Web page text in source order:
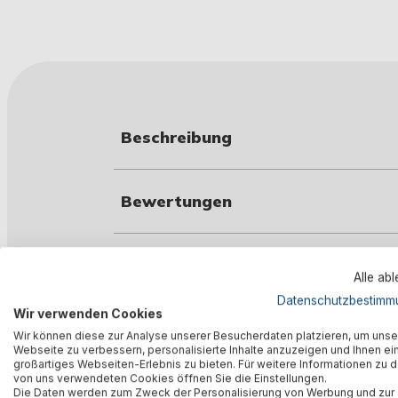
Beschreibung
Bewertungen
Herstellerinformation
Alle
Wir verwenden Cookies
Wir können diese zur Analyse unserer Besucherdaten platzieren, um
Webseite zu verbessern, personalisierte Inhalte anzuzeigen und Ihnen ein
großartiges Webseiten-Erlebnis zu bieten. Für weitere Informationen zu
von uns verwendeten Cookies öffnen Sie die Einstellungen.
Die Daten werden zum Zweck der Personalisierung von Werbung und zur